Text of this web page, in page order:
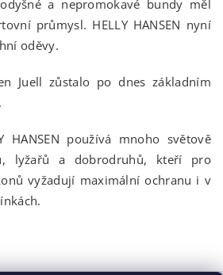
a nepromokavé bundy měl
průmysl. HELLY HANSEN nyní
oděvy.
Juell zůstalo po dnes základním
HANSEN používá mnoho světově
lyžařů a dobrodruhů, kteří pro
vyžadují maximální ochranu i v